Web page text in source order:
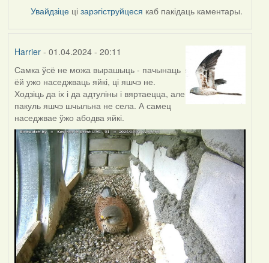
Увайдзіце цізарэгіструйцеся каб пакідаць каментары.
Harrier- 01.04.2024 - 20:11
Самка ўсё не можа вырашыць - пачынаць
ёй ужо наседжваць яйкі, ці яшчэ не.
Ходзіць да іх і да адтуліны і вяртаецца, але
пакуль яшчэ шчыльна не села. А самец
наседжвае ўжо абодва яйкі.